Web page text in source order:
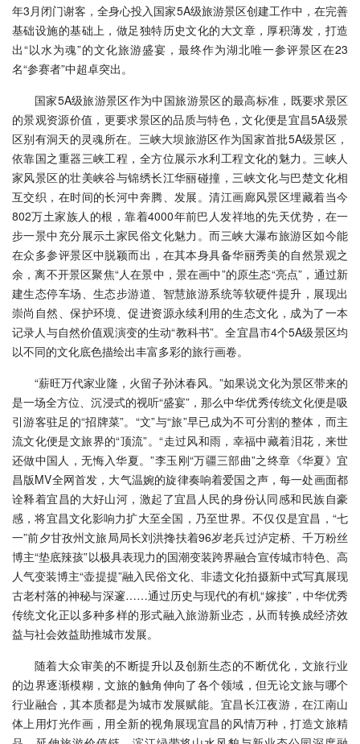
年3月闭门谢客，全身心投入国家5A级旅游景区创建工作中，在完善
基础设施的基础上，做足独特历史文化的大文章，厚积薄发，打造
出“以水为魂”的文化旅游盛宴，最终作为湖北唯一参评景区在23
名“参赛者”中超卓突出。
国家5A级旅游景区作为中国旅游景区的最高标准，既要求景区
的景观资源价值，更要求景区的品质与特色，文化便是宜昌5A级景
区别有洞天的灵魂所在。三峡大坝旅游区作为国家首批5A级景区，
依靠国之重器三峡工程，全方位展示水利工程文化的魅力。三峡人
家风景区的壮美峡谷与锦绣长江华丽碰撞，三峡文化与巴楚文化相
互交织，在时间的长河中奔腾、发展。清江画廊风景区埋藏着当今
802万土家族人的根，靠着4000年前巴人发祥地的先天优势，在一
步一景中充分展示土家民俗文化魅力。而三峡大瀑布旅游区如今能
在众多参评景区中脱颖而出，在其本身具备华丽秀美的自然景观之
余，离不开景区聚焦“人在景中，景在画中”的原生态“亮点”，通过新
建生态停车场、生态步游道、智慧旅游系统等软硬件提升，展现出
崇尚自然、保护环境、促进资源永续利用的生态文化，成为了一本
记录人与自然价值观演变的生动“教科书”。全宜昌市4个5A级景区均
以不同的文化底色描绘出丰富多彩的旅行画卷。
“薪旺万代家业隆，火留子孙沐春风。”如果说文化为景区带来的
是一场全方位、沉浸式的视听“盛宴”，那么中华优秀传统文化便是吸
引游客驻足的“招牌菜”。“文”与“旅”早已成为不可分割的整体，而主
流文化便是文旅界的“顶流”。“走过风和雨，幸福中藏着泪花，来世
还做中国人，无悔入华夏。”李玉刚“万疆三部曲”之终章《华夏》宜
昌版MV全网首发，大气温婉的旋律奏响着爱国之声，每一处画面都
诠释着宜昌的大好山河，激起了宜昌人民的身份认同感和民族自豪
感，将宜昌文化影响力扩大至全国，乃至世界。不仅仅是宜昌，“七
一”前夕甘孜州文旅局局长刘洪搀扶着96岁老兵过泸定桥、千万粉丝
博主“垫底辣孩”以极具表现力的国潮变装跨界融合宣传城市特色、高
人气变装博主“壶提提”融入民俗文化、非遗文化拍摄新中式写真展现
古老村落的神秘与深邃……通过历史与现代的有机“嫁接”，中华优秀
传统文化正以多种多样的形式融入旅游新业态，从而转换成经济效
益与社会效益助推城市发展。
随着大众审美的不断提升以及创新生态的不断优化，文旅行业
的边界逐渐模糊，文旅的触角伸向了各个领域，但无论文旅与哪个
行业融合，其本质都是为城市发展赋能。宜昌长江夜游，在江南山
体上用灯光作画，用全新的视角展现宜昌的风情万种，打造文旅精